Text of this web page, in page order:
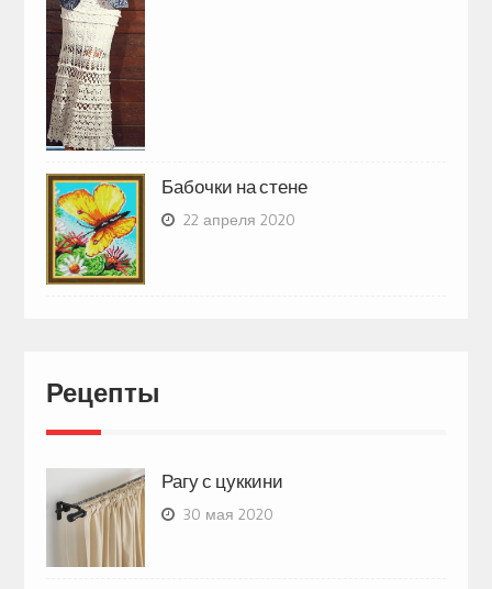
Бабочки на стене
22 апреля 2020
Рецепты
Рагу с цуккини
30 мая 2020